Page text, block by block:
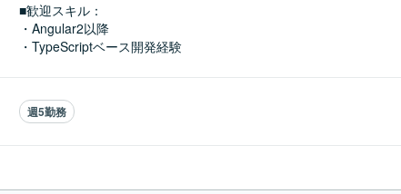
■歓迎スキル：
・Angular2以降
・TypeScriptベース開発経験
週5勤務